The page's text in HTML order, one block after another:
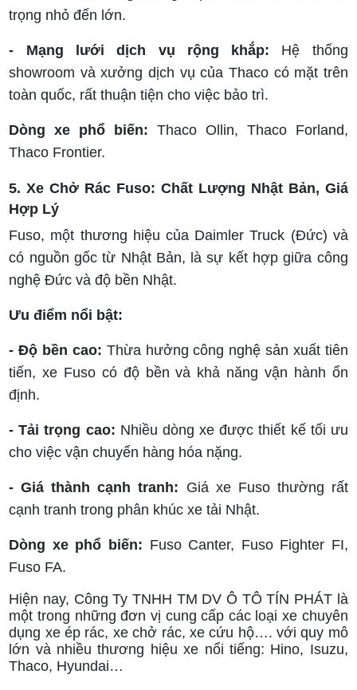
trọng nhỏ đến lớn.
- Mạng lưới dịch vụ rộng khắp: Hệ thống
showroom và xưởng dịch vụ của Thaco có mặt trên
toàn quốc, rất thuận tiện cho việc bảo trì.
Dòng xe phổ biến: Thaco Ollin, Thaco Forland,
Thaco Frontier.
5. Xe Chở Rác Fuso: Chất Lượng Nhật Bản, Giá
Hợp Lý
Fuso, một thương hiệu của Daimler Truck (Đức) và
có nguồn gốc từ Nhật Bản, là sự kết hợp giữa công
nghệ Đức và độ bền Nhật.
Ưu điểm nổi bật:
- Độ bền cao: Thừa hưởng công nghệ sản xuất tiên
tiến, xe Fuso có độ bền và khả năng vận hành ổn
định.
- Tải trọng cao: Nhiều dòng xe được thiết kế tối ưu
cho việc vận chuyển hàng hóa nặng.
- Giá thành cạnh tranh: Giá xe Fuso thường rất
cạnh tranh trong phân khúc xe tải Nhật.
Dòng xe phổ biến: Fuso Canter, Fuso Fighter FI,
Fuso FA.
Hiện nay, Công Ty TNHH TM DV Ô TÔ TÍN PHÁT là
một trong những đơn vị cung cấp các loại xe chuyên
dụng xe ép rác, xe chở rác, xe cứu hộ…. với quy mô
lớn và nhiều thương hiệu xe nổi tiếng: Hino, Isuzu,
Thaco, Hyundai…